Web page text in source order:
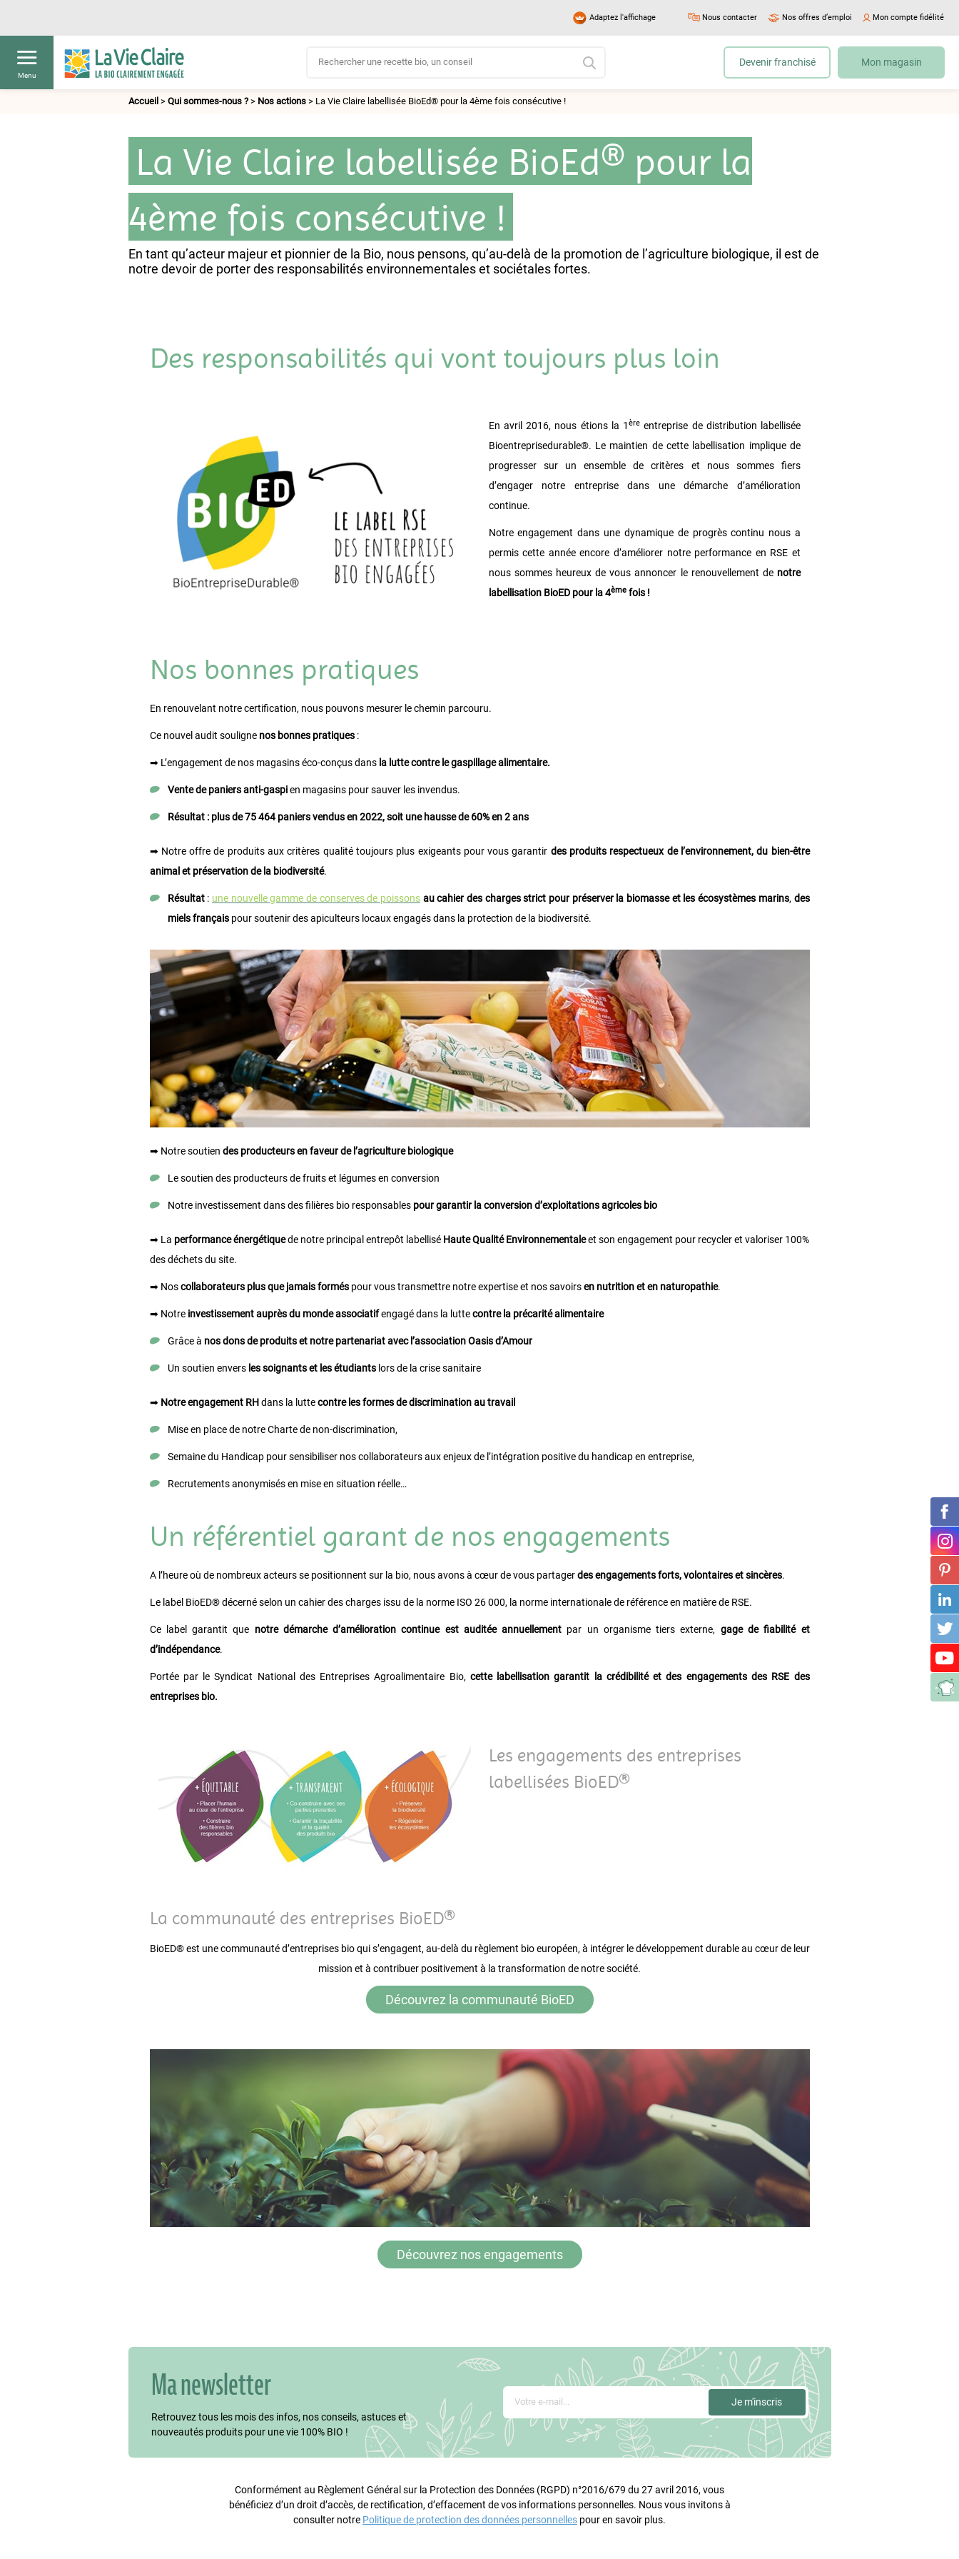
Adaptez l'affichage Nous contacter Nos offres d’emploi Mon compte fidélité
Menu
Devenir franchisé Mon magasin
Accueil > Qui sommes-nous ?> Nos actions> La Vie Claire labellisée BioEd® pour la 4ème fois consécutive !
La Vie Claire labellisée BioEd® pour la
4ème fois consécutive !
En tant qu’acteur majeur et pionnier de la Bio, nous pensons, qu’au-delà de la promotion de l’agriculture biologique, il est de
notre devoir de porter des responsabilités environnementales et sociétales fortes.
Des responsabilités qui vont toujours plus loin
En avril 2016, nous étions la 1 ère entreprise de distribution labellisée
Bioentreprisedurable®. Le maintien de cette labellisation implique de
progresser sur un ensemble de critères et nous sommes fiers
d’engager notre entreprise dans une démarche d’amélioration
continue.
Notre engagement dans une dynamique de progrès continu nous a
permis cette année encore d’améliorer notre performance en RSE et
nous sommes heureux de vous annoncer le renouvellement de notre
labellisation BioED pour la 4èmefois !
Nos bonnes pratiques
En renouvelant notre certification, nous pouvons mesurer le chemin parcouru.
Ce nouvel audit souligne nos bonnes pratiques:
➡ L’engagement de nos magasins éco-conçus dans la lutte contre le gaspillage alimentaire.
Vente de paniers anti-gaspien magasins pour sauver les invendus.
Résultat : plus de 75 464 paniers vendus en 2022, soit une hausse de 60% en 2 ans
➡ Notre offre de produits aux critères qualité toujours plus exigeants pour vous garantir des produits respectueux de l’environnement, du bien-être
animal et préservation de la biodiversité.
Résultat: une nouvelle gamme de conserves de poissons au cahier des charges strict pour préserver la biomasse et les écosystèmes marins, des
miels françaispour soutenir des apiculteurs locaux engagés dans la protection de la biodiversité.
➡ Notre soutien des producteurs en faveur de l’agriculture biologique
Le soutien des producteurs de fruits et légumes en conversion
Notre investissement dans des filières bio responsables pour garantir la conversion d’exploitations agricoles bio
➡ La performance énergétiquede notre principal entrepôt labellisé Haute Qualité Environnementaleet son engagement pour recycler et valoriser 100%
des déchets du site.
➡ Noscollaborateurs plus que jamais forméspour vous transmettre notre expertise et nos savoirsen nutrition et en naturopathie.
➡ Notre investissement auprès du monde associatifengagé dans la luttecontre la précarité alimentaire
Grâce à nos dons de produits et notre partenariat avec l’association Oasis d’Amour
Un soutien enversles soignants et les étudiantslors de la crise sanitaire
➡ Notre engagement RHdans la luttecontre les formes de discrimination au travail
Mise en place de notre Charte de non-discrimination,
Semaine du Handicap pour sensibiliser nos collaborateurs aux enjeux de l’intégration positive du handicap en entreprise,
Recrutements anonymisés en mise en situation réelle…
Un référentiel garant de nos engagements
A l’heure où de nombreux acteurs se positionnent sur la bio, nous avons à cœur de vous partagerdes engagements forts, volontaires et sincères.
Le label BioED® décerné selon un cahier des charges issu de la norme ISO 26 000, la norme internationale de référence en matière de RSE.
Ce label garantit que notre démarche d’amélioration continue est auditée annuellement par un organisme tiers externe, gage de fiabilité et
d’indépendance.
Portée par le Syndicat National des Entreprises Agroalimentaire Bio, cette labellisation garantit la crédibilité et des engagements des RSE des
entreprises bio.
Les engagements des entreprises
labellisées BioED®
La communauté des entreprises BioED®
BioED® est une communauté d’entreprises bio qui s’engagent, au-delà du règlement bio européen, à intégrer le développement durable au cœur de leur
mission et à contribuer positivement à la transformation de notre société.
Découvrez la communauté BioED
Découvrez nos engagements
Ma newsletter
Retrouvez tous les mois des infos, nos conseils, astuces et
nouveautés produits pour une vie 100% BIO !
Conformément au Règlement Général sur la Protection des Données (RGPD) n°2016/679 du 27 avril 2016, vous
bénéficiez d’un droit d’accès, de rectification, d’effacement de vos informations personnelles. Nous vous invitons à
consulter notre Politique de protection des données personnelles pour en savoir plus.